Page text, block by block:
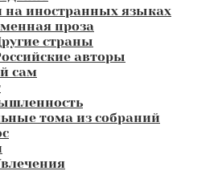
на иностранных языках
проза
страны
авторы
сам
тома из собраний